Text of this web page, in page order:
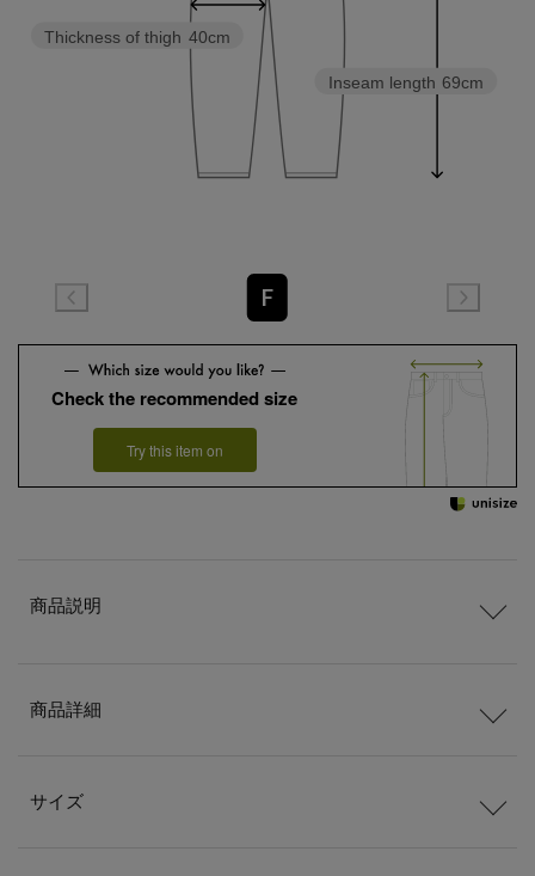
Inseam length 69cm
Thickness of thigh 40cm
F
Check the recommended size
Try this item on
商品説明
商品詳細
サイズ